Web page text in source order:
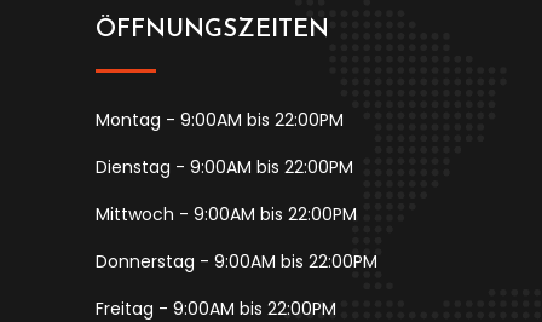
ÖFFNUNGSZEITEN
Montag - 9:00AM bis 22:00PM
Dienstag - 9:00AM bis 22:00PM
Mittwoch - 9:00AM bis 22:00PM
Donnerstag - 9:00AM bis 22:00PM
Freitag - 9:00AM bis 22:00PM